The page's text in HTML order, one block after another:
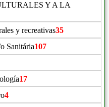
Y A LA
y recreativas35
Sanitária107
17
4